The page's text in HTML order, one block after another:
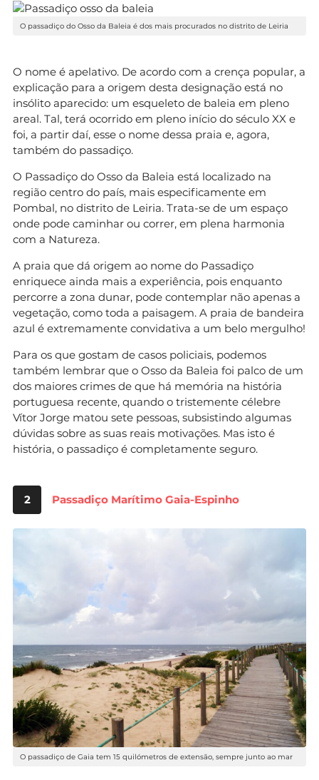
O passadiço do Osso da Baleia é dos mais procurados no distrito de Leiria
O nome é apelativo. De acordo com a crença popular, a
explicação para a origem desta designação está no
insólito aparecido: um esqueleto de baleia em pleno
areal. Tal, terá ocorrido em pleno início do século XX e
foi, a partir daí, esse o nome dessa praia e, agora,
também do passadiço.
O Passadiço do Osso da Baleia está localizado na
região centro do país, mais especificamente em
Pombal, no distrito de Leiria. Trata-se de um espaço
onde pode caminhar ou correr, em plena harmonia
com a Natureza.
A praia que dá origem ao nome do Passadiço
enriquece ainda mais a experiência, pois enquanto
percorre a zona dunar, pode contemplar não apenas a
vegetação, como toda a paisagem. A praia de bandeira
azul é extremamente convidativa a um belo mergulho!
Para os que gostam de casos policiais, podemos
também lembrar que o Osso da Baleia foi palco de um
dos maiores crimes de que há memória na história
portuguesa recente, quando o tristemente célebre
Vítor Jorge matou sete pessoas, subsistindo algumas
dúvidas sobre as suas reais motivações. Mas isto é
história, o passadiço é completamente seguro.
2 Passadiço Marítimo Gaia-Espinho
O passadiço de Gaia tem 15 quilómetros de extensão, sempre junto ao mar